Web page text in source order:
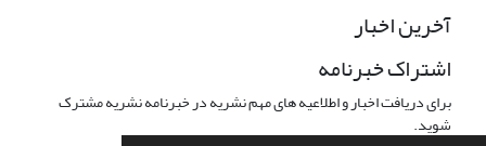
آخرین اخبار
اشتراک خبرنامه
برای دریافت اخبار و اطلاعیه های مهم نشریه در خبرنامه نشریه مشترک
شوید.